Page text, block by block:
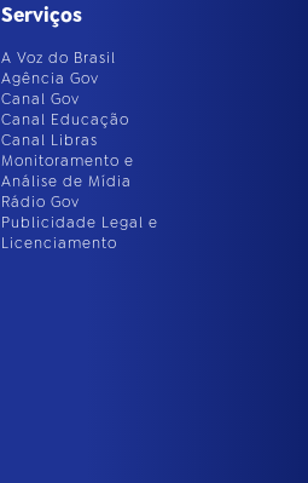
Serviços
A Voz do Brasil
Agência Gov
Canal Gov
Canal Educação
Canal Libras
Monitoramento e
Análise de Mídia
Rádio Gov
Publicidade Legal e
Licenciamento